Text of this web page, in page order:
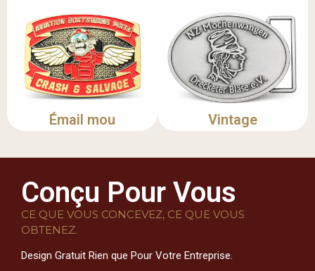
Émail mou Vintage
Conçu Pour Vous
CE QUE VOUS CONCEVEZ, CE QUE VOUS
OBTENEZ.
Design Gratuit Rien que Pour Votre Entreprise.